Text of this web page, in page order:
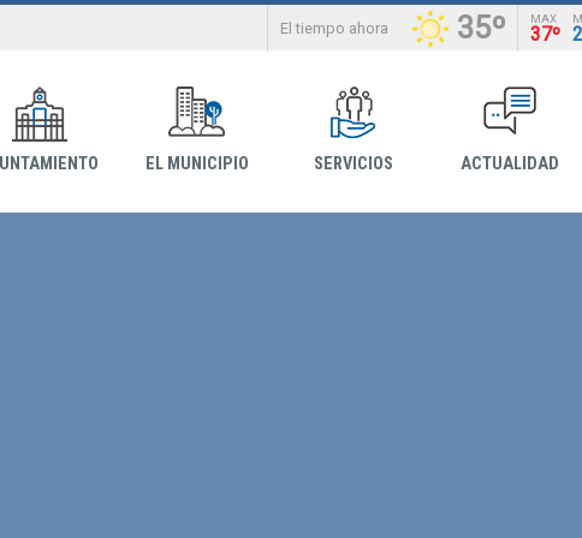
El tiempo ahora 35º MAX
37º
EL MUNICIPIO SERVICIOS ACTUALIDAD